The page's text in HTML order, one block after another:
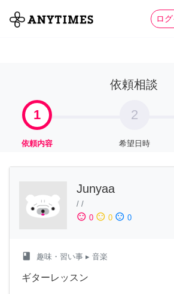
ロ
全て 家
依頼相談
1
依頼内容
2
希望日時
Junyaa
/ /
sentiment_satisfied 0 sentiment_neutral 0 sentiment_dissatisfied 0
class 趣味・習い事 ▸ 音楽
ギターレッスン